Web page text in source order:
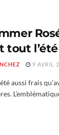
tout l’été
9 AVRIL
été aussi frais